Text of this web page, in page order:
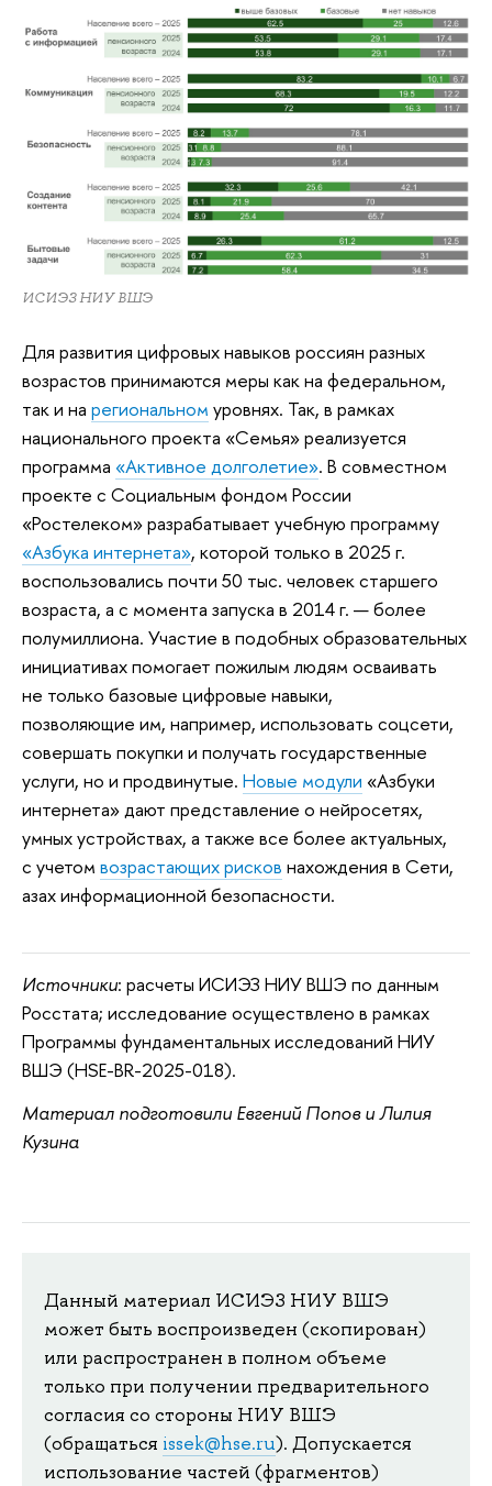
ИСИЭЗ НИУ ВШЭ
Для развития цифровых навыков россиян разных
возрастов принимаются меры как на федеральном,
так и на региональном уровнях. Так, в рамках
национального проекта «Семья» реализуется
программа «Активное долголетие». В совместном
проекте с Социальным фондом России
«Ростелеком» разрабатывает учебную программу
«Азбука интернета», которой только в 2025 г.
воспользовались почти 50 тыс. человек старшего
возраста, а с момента запуска в 2014 г. — более
полумиллиона. Участие в подобных образовательных
инициативах помогает пожилым людям осваивать
не только базовые цифровые навыки,
позволяющие им, например, использовать соцсети,
совершать покупки и получать государственные
услуги, но и продвинутые. Новые модули «Азбуки
интернета» дают представление о нейросетях,
умных устройствах, а также все более актуальных,
с учетом возрастающих рисков нахождения в Сети,
азах информационной безопасности.
Источники: расчеты ИСИЭЗ НИУ ВШЭ по данным
Росстата; исследование осуществлено в рамках
Программы фундаментальных исследований НИУ
ВШЭ (HSE-BR-2025-018).
Материал подготовили Евгений Попов и Лилия
Кузина
Данный материал ИСИЭЗ НИУ ВШЭ
может быть воспроизведен (скопирован)
или распространен в полном объеме
только при получении предварительного
согласия со стороны НИУ ВШЭ
(обращаться issek@hse.ru). Допускается
использование частей (фрагментов)